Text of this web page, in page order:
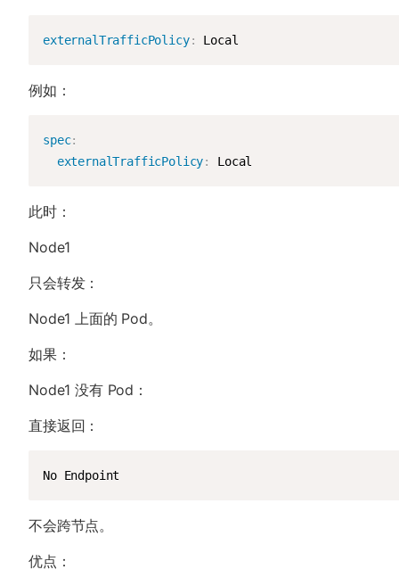
externalTrafficPolicy: Local
例如：
spec:
externalTrafficPolicy: Local
此时：
Node1
只会转发：
Node1 上面的 Pod。
如果：
Node1 没有 Pod：
直接返回：
No Endpoint
不会跨节点。
优点：